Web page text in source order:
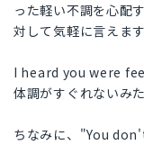
った軽い不調を心配
対して気軽に言えます
I heard you were
体調がすぐれないみた
ちなみに、"You